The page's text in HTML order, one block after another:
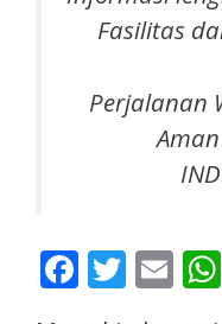
Fasilitas
Perjalanan
F T E